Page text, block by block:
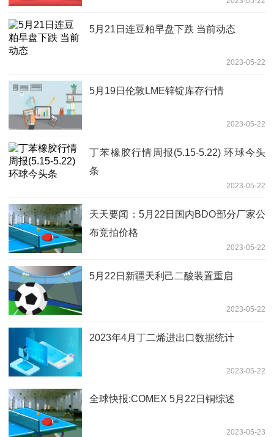
5月21日连豆粕早盘下跌 当前动态
2023-05-22
5月19日伦敦LME锌锭库存行情
2023-05-22
丁苯橡胶行情周报(5.15-5.22) 环球今头
条
2023-05-22
天天要闻：5月22日国内BDO部分厂家公
布竞拍价格
2023-05-22
5月22日新疆天利己二酸装置重启
2023-05-22
2023年4月丁二烯进出口数据统计
2023-05-22
全球快报:COMEX 5月22日铜综述
2023-05-23